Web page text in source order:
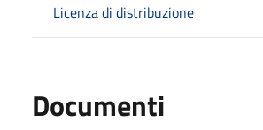
Licenza di distribuzione
Documenti